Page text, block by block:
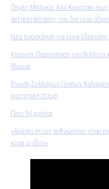
Πηγές Μπάρκα: Από Κουρτάκι
αντικατάστασης του δικτύου
Νέα πρόσκληση για έργα
Κορώνη: Παρουσίαση του βιβλίου
Ίδρυµα
Ένωση Συλλόγων Γονέων
φοιτητική στέγη
Πριν 94 χρόνια
«Αρέσει στους ανθρώπους όταν
είναι οι ίδιοι»